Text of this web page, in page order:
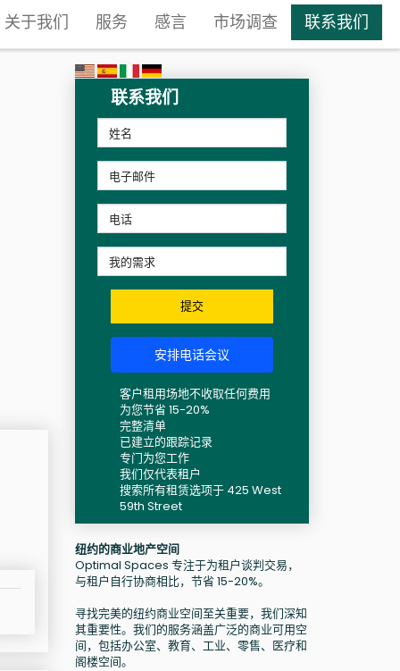
关于我们 服务 感言 市场调查 联系我们
联系我们
提交
安排电话会议
客户租用场地不收取任何费用
为您节省 15-20%
完整清单
已建立的跟踪记录
专门为您工作
我们仅代表租户
搜索所有租赁选项于 425 West
59th Street
纽约的商业地产空间
Optimal Spaces 专注于为租户谈判交易，
与租户自行协商相比，节省 15-20%。
寻找完美的纽约商业空间至关重要，我们深知
其重要性。我们的服务涵盖广泛的商业可用空
间，包括办公室、教育、工业、零售、医疗和
阁楼空间。